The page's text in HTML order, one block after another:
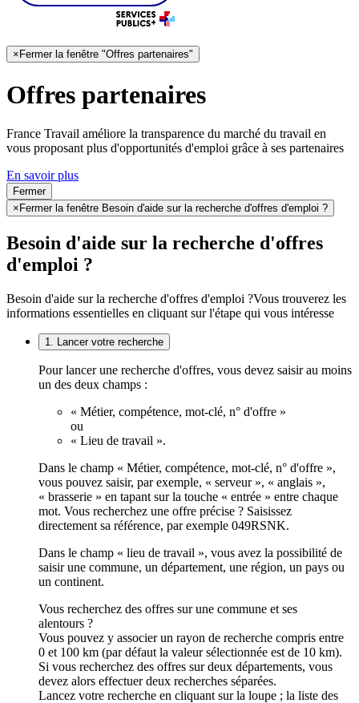
× Fermer la fenêtre "Offres partenaires"
Offres partenaires
France Travail améliore la transparence du marché du travail en
vous proposant plus d'opportunités d'emploi grâce à ses partenaires
En savoir plus
Fermer
× Fermer la fenêtre Besoin d'aide sur la recherche d'offres d'emploi ?
Besoin d'aide sur la recherche d'offres
d'emploi ?
Besoin d'aide sur la recherche d'offres d'emploi ?Vous trouverez les
informations essentielles en cliquant sur l'étape qui vous intéresse
1. Lancer votre recherche
Pour lancer une recherche d'offres, vous devez saisir au moins
un des deux champs :
« Métier, compétence, mot-clé, n° d'offre »
ou
« Lieu de travail ».
Dans le champ « Métier, compétence, mot-clé, n° d'offre »,
vous pouvez saisir, par exemple, « serveur », « anglais »,
« brasserie » en tapant sur la touche « entrée » entre chaque
mot. Vous recherchez une offre précise ? Saisissez
directement sa référence, par exemple 049RSNK.
Dans le champ « lieu de travail », vous avez la possibilité de
saisir une commune, un département, une région, un pays ou
un continent.
Vous recherchez des offres sur une commune et ses
alentours ?
Vous pouvez y associer un rayon de recherche compris entre
0 et 100 km (par défaut la valeur sélectionnée est de 10 km).
Si vous recherchez des offres sur deux départements, vous
devez alors effectuer deux recherches séparées.
Lancez votre recherche en cliquant sur la loupe ; la liste des